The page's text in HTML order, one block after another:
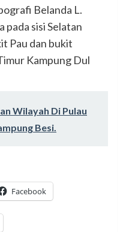
Belanda L.
pada sisi Selatan
Pau dan bukit
Kampung Dul
Wilayah Di Pulau
Besi.
Facebook